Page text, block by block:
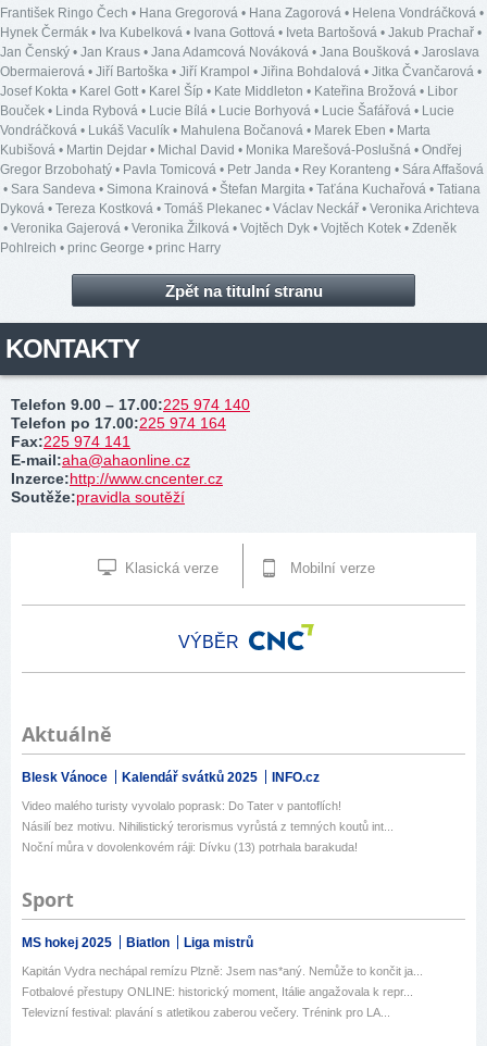
František Ringo Čech • Hana Gregorová • Hana Zagorová • Helena Vondráčková •
Hynek Čermák • Iva Kubelková • Ivana Gottová • Iveta Bartošová • Jakub Prachař •
Jan Čenský • Jan Kraus • Jana Adamcová Nováková • Jana Boušková • Jaroslava
Obermaierová • Jiří Bartoška • Jiří Krampol • Jiřina Bohdalová • Jitka Čvančarová •
Josef Kokta • Karel Gott • Karel Šíp • Kate Middleton • Kateřina Brožová • Libor
Bouček • Linda Rybová • Lucie Bílá • Lucie Borhyová • Lucie Šafářová • Lucie
Vondráčková • Lukáš Vaculík • Mahulena Bočanová • Marek Eben • Marta
Kubišová • Martin Dejdar • Michal David • Monika Marešová-Poslušná • Ondřej
Gregor Brzobohatý • Pavla Tomicová • Petr Janda • Rey Koranteng • Sára Affašová
• Sara Sandeva • Simona Krainová • Štefan Margita • Taťána Kuchařová • Tatiana
Dyková • Tereza Kostková • Tomáš Plekanec • Václav Neckář • Veronika Arichteva
• Veronika Gajerová • Veronika Žilková • Vojtěch Dyk • Vojtěch Kotek • Zdeněk
Pohlreich • princ George • princ Harry
Zpět na titulní stranu
KONTAKTY
Telefon 9.00 – 17.00:225 974 140
Telefon po 17.00:225 974 164
Fax:225 974 141
E-mail:aha@ahaonline.cz
Inzerce:http://www.cncenter.cz
Soutěže:pravidla soutěží
Klasická verze Mobilní verze
VÝBĚR
Aktuálně
Blesk Vánoce Kalendář svátků 2025 INFO.cz
Video malého turisty vyvolalo poprask: Do Tater v pantoflích!
Násilí bez motivu. Nihilistický terorismus vyrůstá z temných koutů int...
Noční můra v dovolenkovém ráji: Dívku (13) potrhala barakuda!
Sport
MS hokej 2025 Biatlon Liga mistrů
Kapitán Vydra nechápal remízu Plzně: Jsem nas*aný. Nemůže to končit ja...
Fotbalové přestupy ONLINE: historický moment, Itálie angažovala k repr...
Televizní festival: plavání s atletikou zaberou večery. Trénink pro LA...